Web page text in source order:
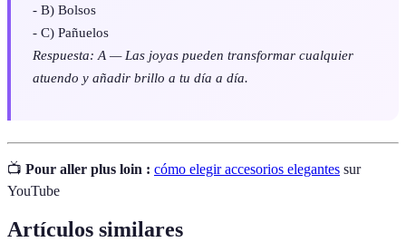
- B) Bolsos
- C) Pañuelos
Respuesta: A — Las joyas pueden transformar cualquier
atuendo y añadir brillo a tu día a día.
📺 Pour aller plus loin : cómo elegir accesorios elegantes sur
YouTube
Artículos similares